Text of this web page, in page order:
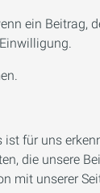
ein Beitrag,
für uns
die unsere
mit unserer